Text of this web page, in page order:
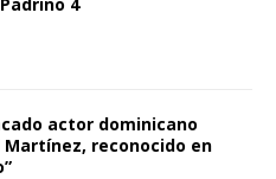
actor dominicano
reconocido en